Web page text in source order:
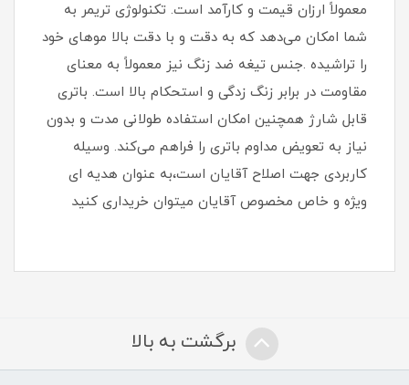
معمولاً ارزان قیمت و کارآمد است. تکنولوژی تریمر به
شما امکان می‌دهد که به دقت و با دقت بالا موهای خود
را تراشیده .جنس تیغه ضد زنگ نیز معمولاً به معنای
مقاومت در برابر زنگ زدگی و استحکام بالا است. باتری
قابل شارژ همچنین امکان استفاده طولانی مدت و بدون
نیاز به تعویض مداوم باتری را فراهم می‌کند. وسیله
کاربردی جهت اصلاح آقایان است،به عنوان هدیه ای
ویژه و خاص مخصوص آقایان میتوان خریداری کنید
برگشت به بالا